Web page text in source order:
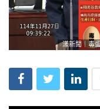
漾新聞｜毒